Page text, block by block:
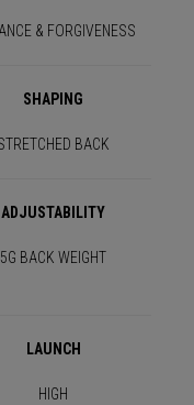
& FORGIVENESS
SHAPING
BACK
ADJUSTABILITY
5G BACK WEIGHT
LAUNCH
HIGH